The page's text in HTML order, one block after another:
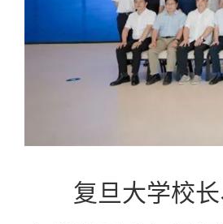
复旦大学校长